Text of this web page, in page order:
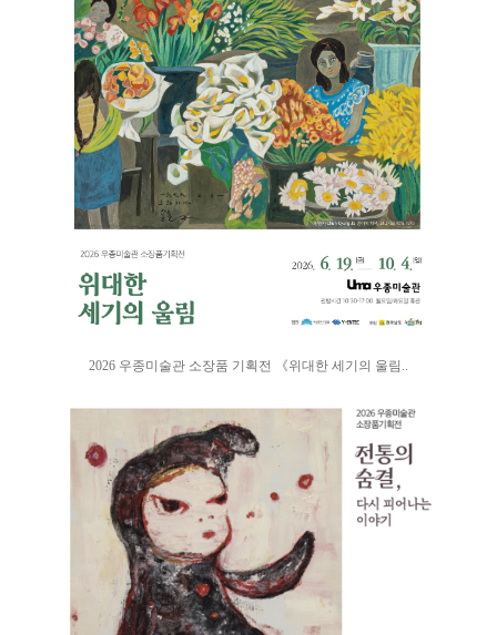
2026 우종미술관 소장품 기획전 《위대한 세기의 울림..